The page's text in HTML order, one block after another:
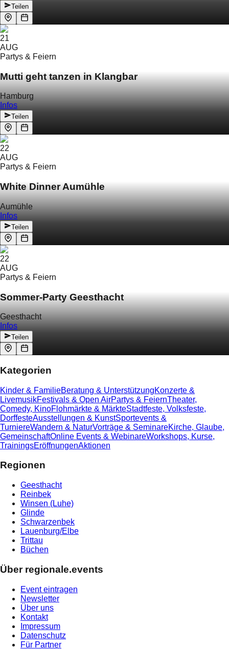
Teilen
21
AUG
Partys & Feiern
Mutti geht tanzen in Klangbar
Hamburg
Infos
Teilen
22
AUG
Partys & Feiern
White Dinner Aumühle
Aumühle
Infos
Teilen
22
AUG
Partys & Feiern
Sommer-Party Geesthacht
Geesthacht
Infos
Teilen
Kategorien
Kinder & FamilieBeratung & UnterstützungKonzerte &
LivemusikFestivals & Open AirPartys & FeiernTheater,
Comedy, KinoFlohmärkte & MärkteStadtfeste, Volksfeste,
DorffesteAusstellungen & KunstSportevents &
TurniereWandern & NaturVorträge & SeminareKirche, Glaube,
GemeinschaftOnline Events & WebinareWorkshops, Kurse,
TrainingsEröffnungenAktionen
Regionen
Geesthacht
Reinbek
Winsen (Luhe)
Glinde
Schwarzenbek
Lauenburg/Elbe
Trittau
Büchen
Über regionale.events
Event eintragen
Newsletter
Über uns
Kontakt
Impressum
Datenschutz
Für Partner